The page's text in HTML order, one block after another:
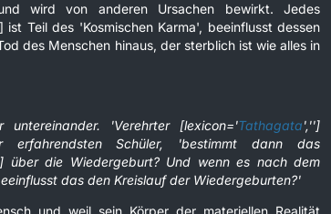
wird von anderen Ursachen bewirkt. Jedes
ist Teil des 'Kosmischen Karma', beeinflusst dessen
des Menschen hinaus, der sterblich ist wie alles in
untereinander. 'Verehrter [lexicon='Tathagata','']
Schüler, 'bestimmt dann das
über die Wiedergeburt? Und wenn es nach dem
das den Kreislauf der Wiedergeburten?'
und weil sein Körper der materiellen Realität